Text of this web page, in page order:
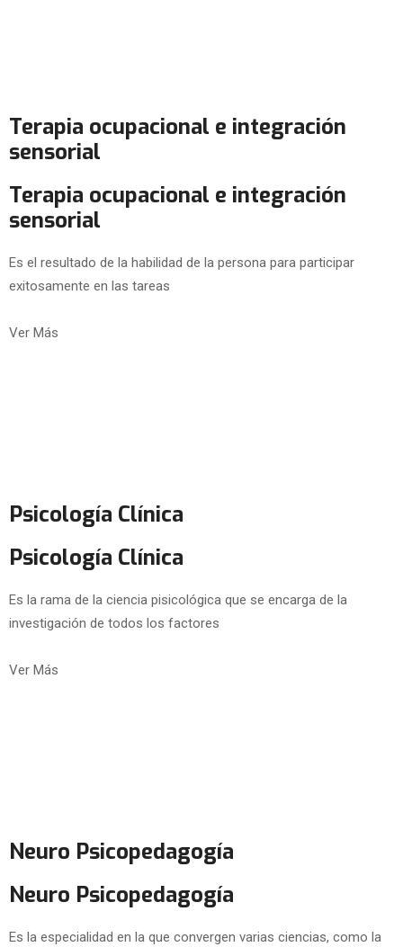
Terapia ocupacional e integración
sensorial
Terapia ocupacional e integración
sensorial
Es el resultado de la habilidad de la persona para participar
exitosamente en las tareas
Ver Más
Psicología Clínica
Psicología Clínica
Es la rama de la ciencia pisicológica que se encarga de la
investigación de todos los factores
Ver Más
Neuro Psicopedagogía
Neuro Psicopedagogía
Es la especialidad en la que convergen varias ciencias, como la